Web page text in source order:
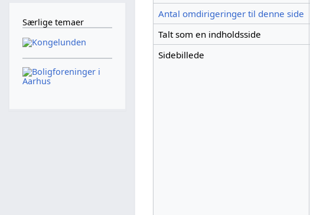
Antal omdirigeringer til denne side
Talt som en indholdsside
Sidebillede
Særlige temaer